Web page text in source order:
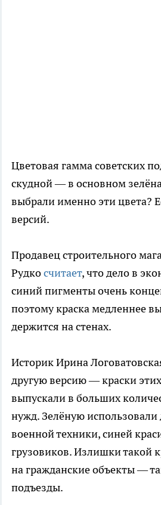
Цветовая гамма советских
скудной — в основном
выбрали именно эти цвета?
версий.
Продавец строительного
Рудкосчитает, что дело в
синий пигменты очень
поэтому краска медленнее
держится на стенах.
Историк Ирина
другую версию — краски
выпускали в больших
нужд. Зелёную
военной техники, синей
грузовиков. Излишки такой
на гражданские объекты —
подъезды.